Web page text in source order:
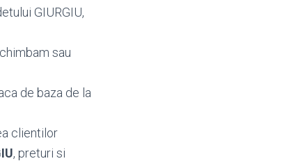
GIURGIU,
sau
de baza de la
clientilor
, preturi si